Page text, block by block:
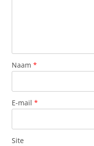
Naam *
E-mail *
Site